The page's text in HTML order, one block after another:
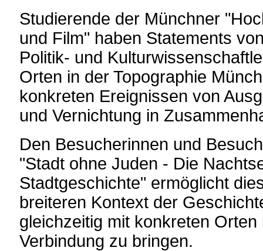
Studierende der Münchner
und Film" haben Statements
Politik- und
Orten in der Topographie
konkreten Ereignissen von
und Vernichtung in
Den Besucherinnen und
"Stadt ohne Juden - Die
Stadtgeschichte" ermöglicht
breiteren Kontext der
gleichzeitig mit konkreten Orten
Verbindung zu bringen.